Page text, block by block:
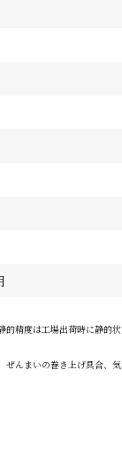
精度は工場出荷時に静的
んまいの巻き上げ具合、